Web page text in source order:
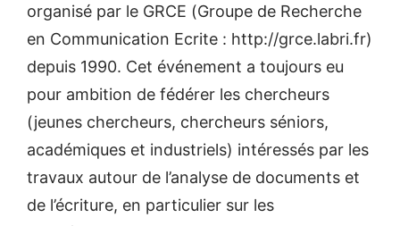
organisé par le GRCE (Groupe de Recherche
en Communication Ecrite : http://grce.labri.fr)
depuis 1990. Cet événement a toujours eu
pour ambition de fédérer les chercheurs
(jeunes chercheurs, chercheurs séniors,
académiques et industriels) intéressés par les
travaux autour de l’analyse de documents et
de l’écriture, en particulier sur les